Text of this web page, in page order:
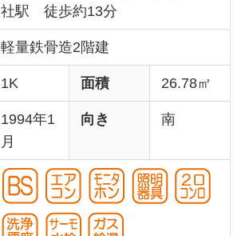
社駅 徒歩約13分
軽量鉄骨造2階建
1K 面積 26.78㎡
1994年1
月
向き 南